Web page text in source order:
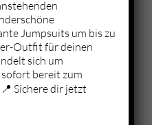
Jumpsuits um bis zu
Outfit für deinen
sich um
bereit zum
Sichere dir jetzt